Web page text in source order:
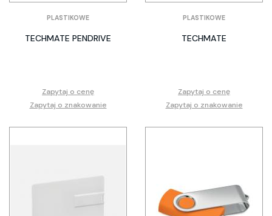
PLASTIKOWE
TECHMATE PENDRIVE
Zapytaj o cenę
Zapytaj o znakowanie
PLASTIKOWE
TECHMATE
Zapytaj o cenę
Zapytaj o znakowanie